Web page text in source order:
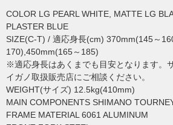
COLOR LG PEARL WHITE, MATTE LG
PLASTER BLUE
SIZE(C-T) / 適応身長(cm) 370mm(145～
170),450mm(165～185)
※適応身長はあくまでも目安となります。
イガノ取扱販売店にご相談ください。
WEIGHT(サイズ) 12.5kg(410mm)
MAIN COMPONENTS SHIMANO
FRAME MATERIAL 6061 ALUMINUM